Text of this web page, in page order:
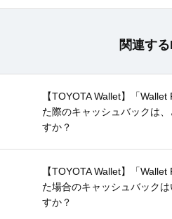
関連す
【TOYOTA Wallet】「
た際のキャッシュバックは
すか？
【TOYOTA Wallet】「
た場合のキャッシュバック
すか？